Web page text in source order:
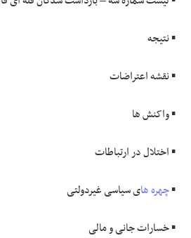
▪️ نتیجه
▪️ نقشه اعتراضات
▪️ واکنش ها
▪️ اختلال در ارتباطات
▪️چهره های سیاسی غیردولتی
▪️ خسارات جانی و مالی